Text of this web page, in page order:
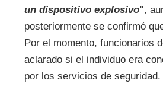
un dispositivo explosivo",
posteriormente se confirmó
Por el momento, funcionarios
aclarado si el individuo era
por los servicios de seguridad.